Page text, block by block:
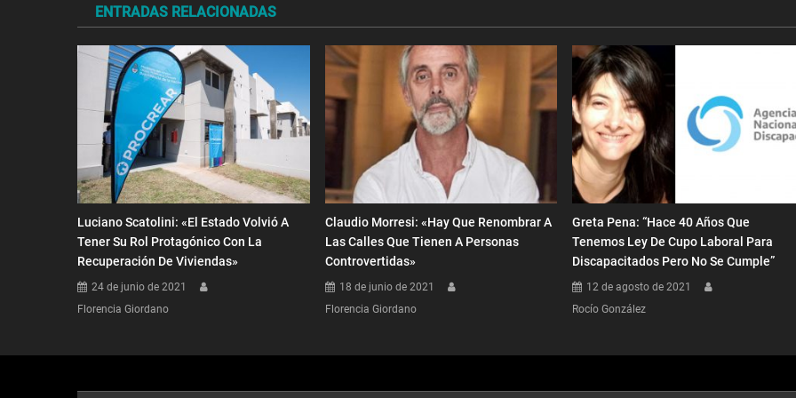
entradas
ENTRADAS RELACIONADAS
Luciano Scatolini: «El Estado Volvió A
Tener Su Rol Protagónico Con La
Recuperación De Viviendas»
24 de junio de 2021
Florencia Giordano
Claudio Morresi: «Hay Que Renombrar A
Las Calles Que Tienen A Personas
Controvertidas»
18 de junio de 2021
Florencia Giordano
Greta Pena: “Hace 40 Años Que
Tenemos Ley De Cupo Laboral Para
Discapacitados Pero No Se Cumple”
12 de agosto de 2021
Rocío González